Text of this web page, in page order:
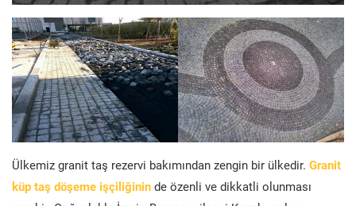
Ülkemiz granit taş rezervi bakımından zengin bir ülkedir. Granit
küp taş döşeme işçiliğinin de özenli ve dikkatli olunması